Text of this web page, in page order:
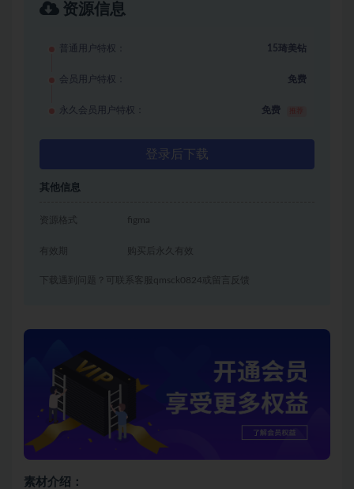
资源信息
普通用户特权： 15琦美钻
会员用户特权： 免费
永久会员用户特权： 免费
登录后下载
其他信息
资源格式 figma
有效期 购买后永久有效
下载遇到问题？可联系客服qmsck0824或留言反馈
素材介绍：